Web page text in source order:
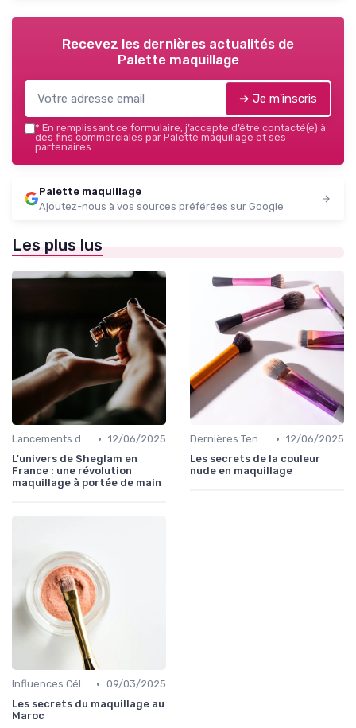
Recevez les dernières actualités de
Palette maquillage
➔ Je m'inscris
* En remplissant ce formulaire, j’accepte d’être contacté(e) à
des fins commerciales par Palette maquillage et ses
partenaires.
Palette maquillage
Ajoutez-nous à vos sources préférées sur Google
Les plus lus
Lancements de Nouveaux Produits • 12/06/2025
L'univers de Sheglam en
France : une révolution
maquillage à portée de main
Dernières Tendances Maquillage • 12/06/2025
Les secrets de la couleur
nude en maquillage
Influences Célébrités et Mode • 09/03/2025
Les secrets du maquillage au
Maroc